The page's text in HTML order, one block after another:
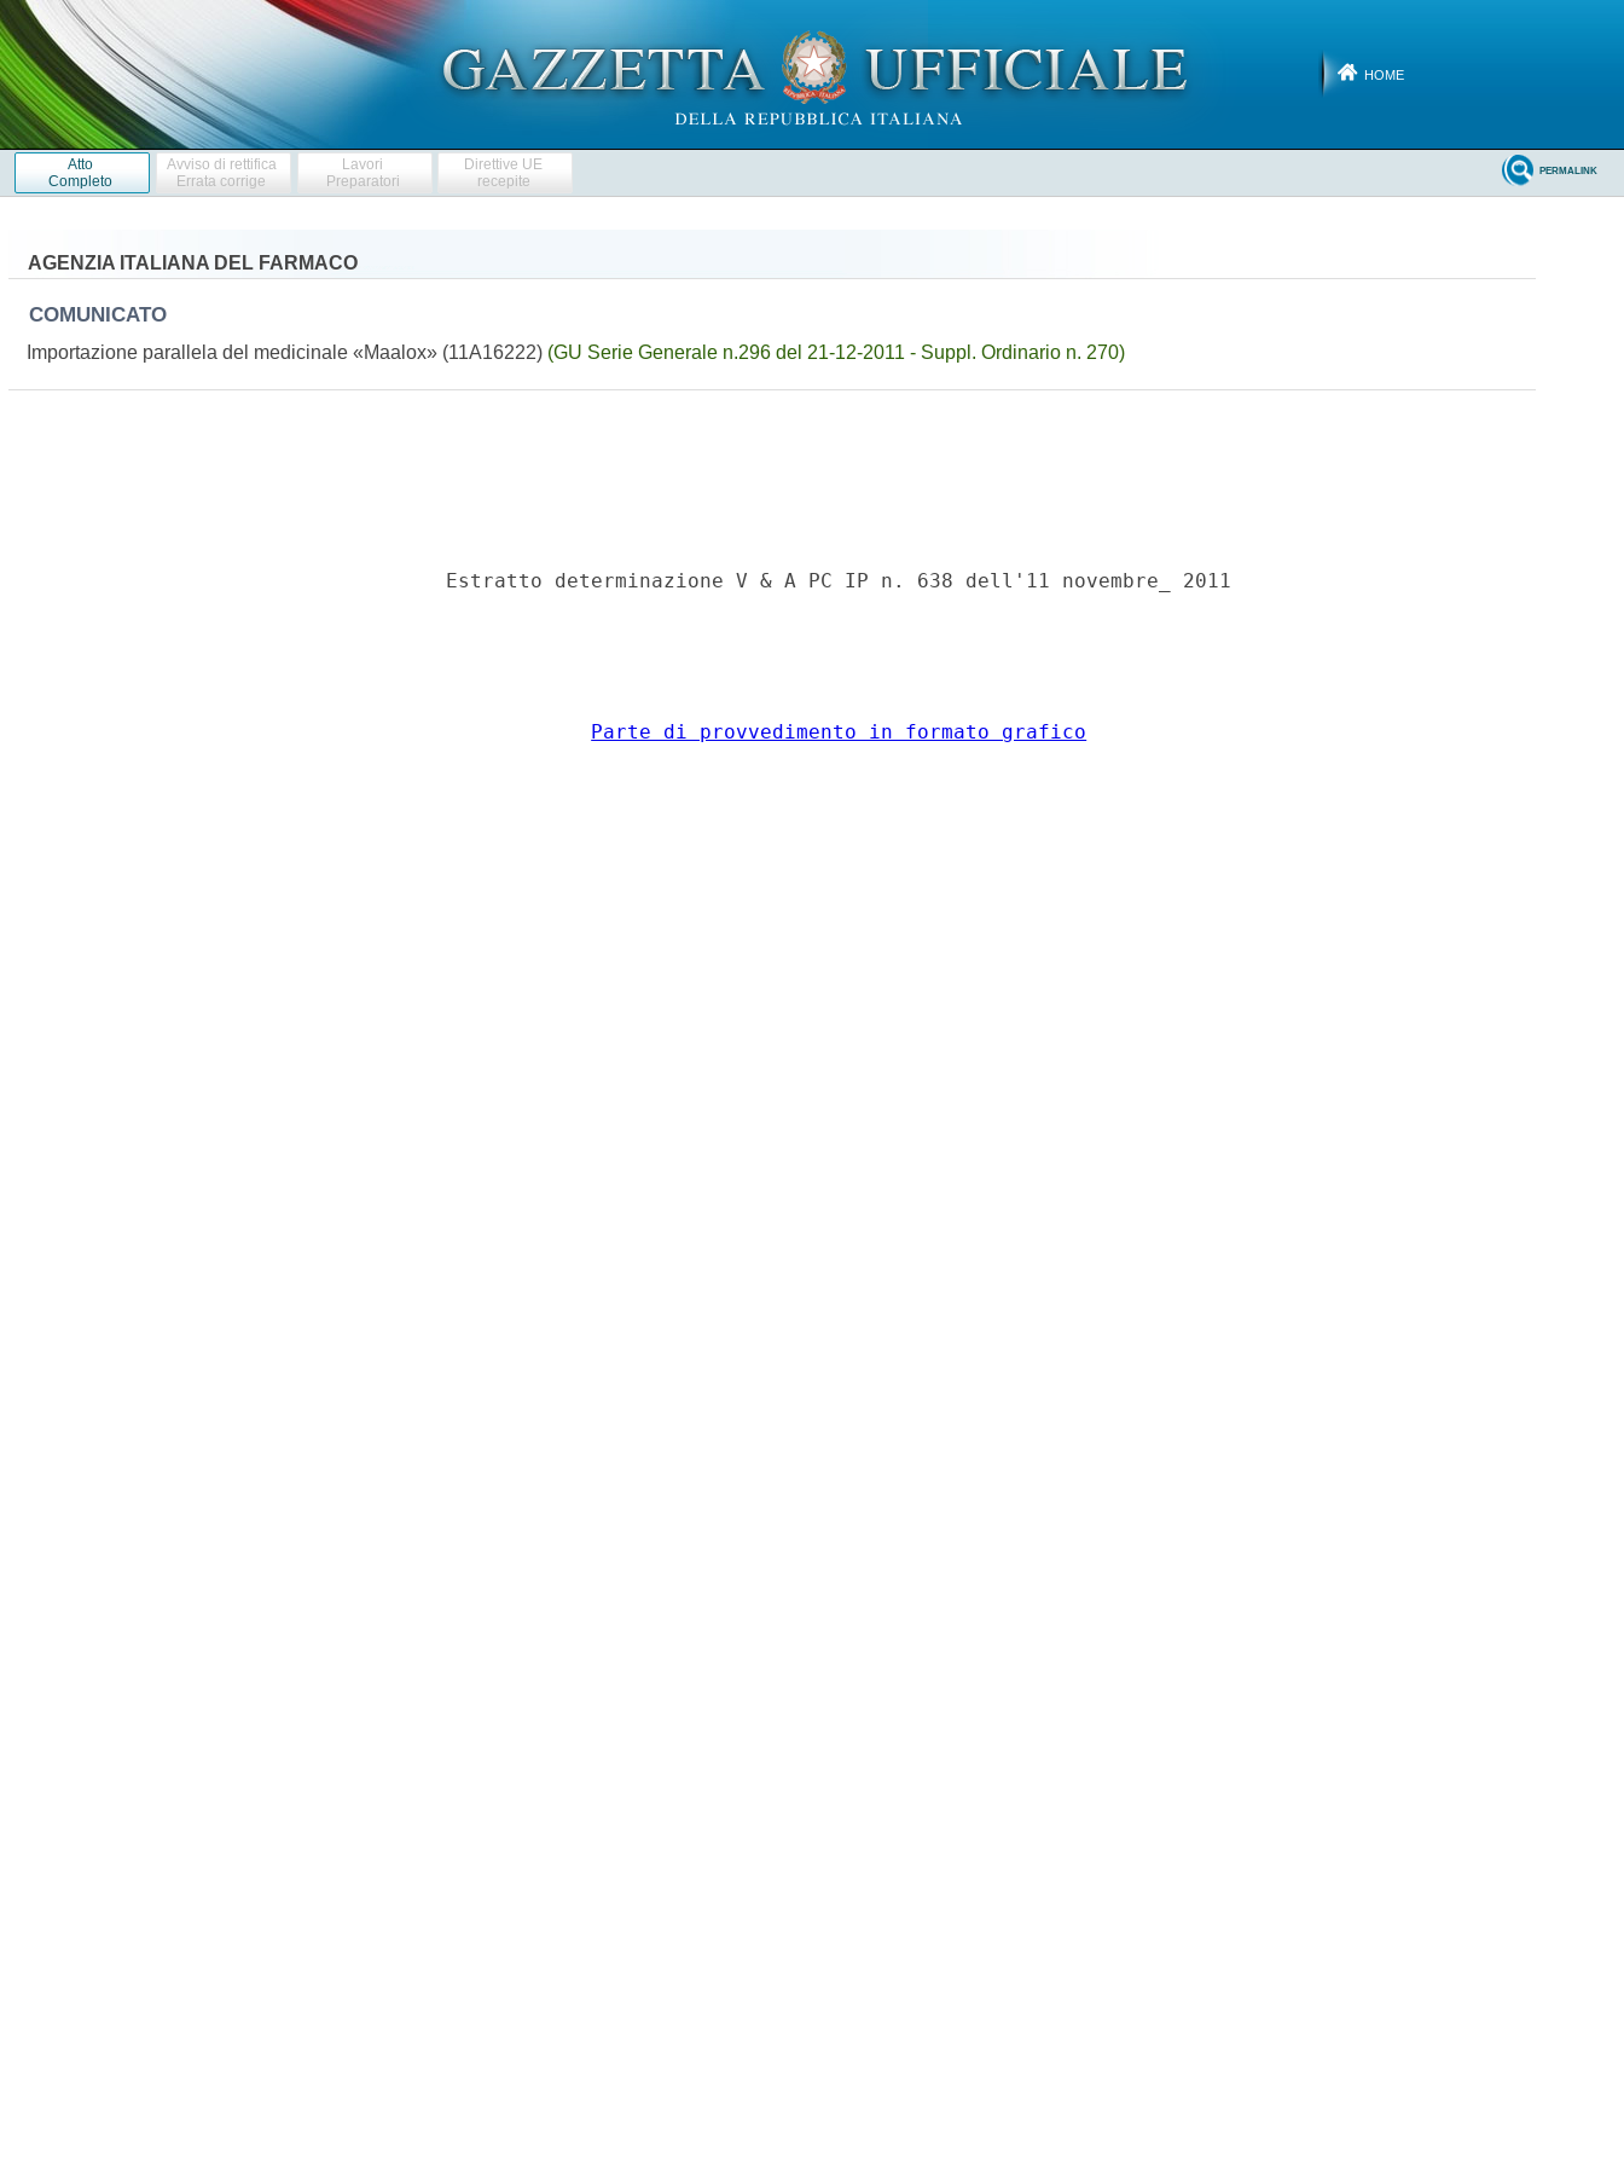
HOME
Atto
Completo
Avviso di rettifica
Errata corrige
Lavori
Preparatori
Direttive UE
recepite
PERMALINK
AGENZIA ITALIANA DEL FARMACO
COMUNICATO
Importazione parallela del medicinale «Maalox» (11A16222) (GU Serie Generale n.296 del 21-12-2011 - Suppl. Ordinario n. 270)